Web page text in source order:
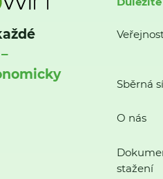
Sběrná
O nás
stažení